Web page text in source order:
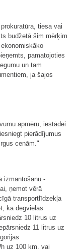
tiesa vai
budžetā šim mērķim
pamatojoties
un tam
ja šajos
apmēru, iestādei
pierādījumus
cenām."
izmantošanu -
ņemot vērā
transportlīdzekļa
ka degvielas
10 litrus uz
11 litrus uz
uz 100 km, vai